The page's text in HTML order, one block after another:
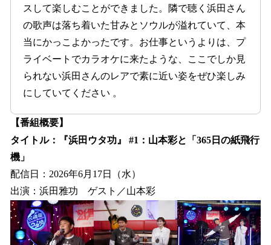
スして楽しむことができました。隣で聴く浜田さん
の歌声は落ち着いた甘みとソウルが溢れていて、本
当にかっこよかったです。お仕事というよりは、プ
ライベートでカラオケに来たような、ここでしか見
られない浜田さんのレアで素に近い姿をぜひ楽しみ
にしていてください 。
【番組概要】
タイトル：『浜田ウタ功』 #1：山本彩と「365日の紙飛行
機」
配信日：2026年6月17日（水）
出演：浜田雅功 ゲスト／山本彩